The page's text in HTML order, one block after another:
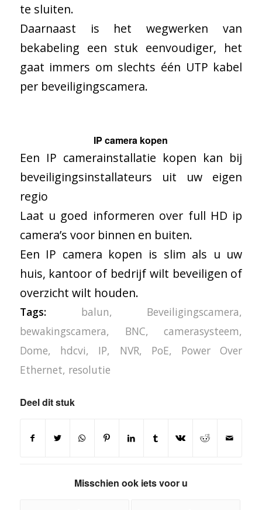
te sluiten.
Daarnaast is het wegwerken van
bekabeling een stuk eenvoudiger, het
gaat immers om slechts één UTP kabel
per beveiligingscamera.
IP camera kopen
Een IP camerainstallatie kopen kan bij
beveiligingsinstallateurs uit uw eigen
regio
Laat u goed informeren over full HD ip
camera’s voor binnen en buiten.
Een IP camera kopen is slim als u uw
huis, kantoor of bedrijf wilt beveiligen of
overzicht wilt houden.
Tags: balun, Beveiligingscamera,
bewakingscamera, BNC,camerasysteem,
Dome, hdcvi, IP, NVR, PoE, Power Over
Ethernet, resolutie
Deel dit stuk
Misschien ook iets voor u